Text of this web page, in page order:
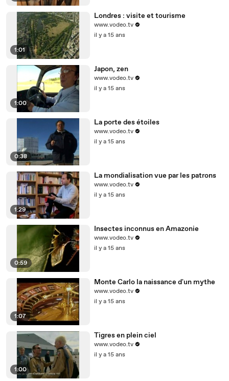
1:01
Londres : visite et tourisme
www.vodeo.tv
il y a 15 ans
1:00
Japon, zen
www.vodeo.tv
il y a 15 ans
0:38
La porte des étoiles
www.vodeo.tv
il y a 15 ans
1:29
La mondialisation vue par les patrons
www.vodeo.tv
il y a 15 ans
0:59
Insectes inconnus en Amazonie
www.vodeo.tv
il y a 15 ans
1:07
Monte Carlo la naissance d'un mythe
www.vodeo.tv
il y a 15 ans
1:00
Tigres en plein ciel
www.vodeo.tv
il y a 15 ans